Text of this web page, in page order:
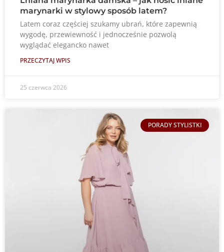
marynarki w stylowy sposób latem?
Latem coraz częściej szukamy ubrań, które zapewnią
wygodę, przewiewność i jednocześnie pozwolą
wyglądać elegancko nawet
PRZECZYTAJ WPIS
25 czerwca 2026
PORADY STYLISTKI